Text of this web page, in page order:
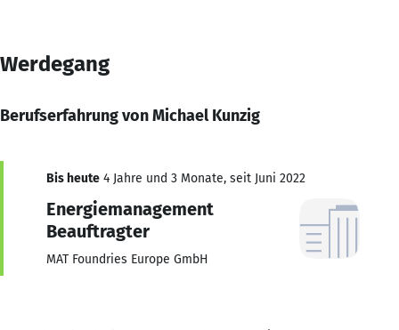
Werdegang
Berufserfahrung von Michael Kunzig
Bis heute 4 Jahre und 3 Monate, seit Juni 2022
Energiemanagement
Beauftragter
MAT Foundries Europe GmbH